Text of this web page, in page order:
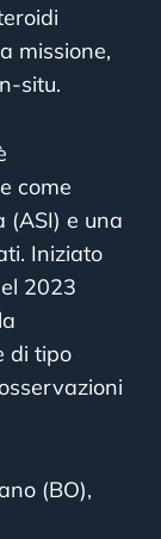
missione,
situ.
come
(ASI) e una
Iniziato
2023
di tipo
(BO),